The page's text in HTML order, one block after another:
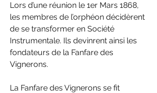
Lors d’une réunion le 1er Mars 1868,
les membres de l’orphéon décidèrent
de se transformer en Société
Instrumentale. Ils devinrent ainsi les
fondateurs de la Fanfare des
Vignerons.
La Fanfare des Vignerons se fit